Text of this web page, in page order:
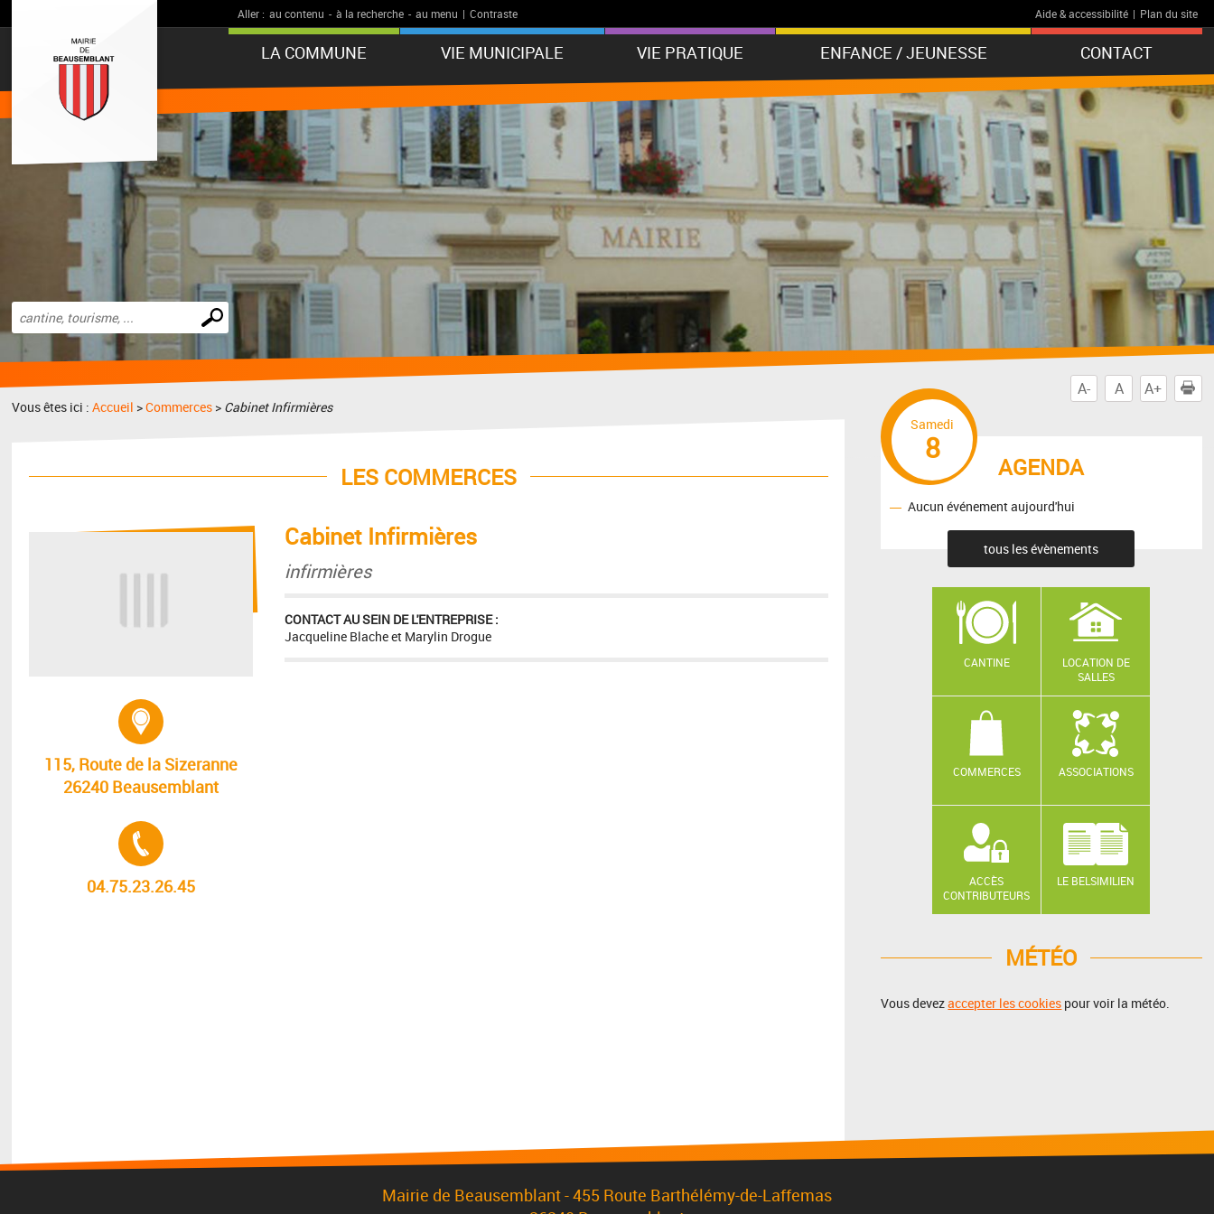
Aller : au contenu - à la recherche - au menu | Contraste Aide & accessibilité | Plan du site
LA COMMUNE VIE MUNICIPALE VIE PRATIQUE ENFANCE / JEUNESSE CONTACT
Effectuer
une
recherche
A- A A+
Vous êtes ici :Accueil >Commerces > Cabinet Infirmières
LES COMMERCES
Cabinet Infirmières
infirmières
CONTACT AU SEIN DE L'ENTREPRISE :
Jacqueline Blache et Marylin Drogue
115, Route de la Sizeranne
26240 Beausemblant
04.75.23.26.45
AGENDA
Samedi
8
Aucun événement aujourd'hui
tous les évènements
CANTINE
LOCATION DE
SALLES
COMMERCES ASSOCIATIONS
ACCÈS
CONTRIBUTEURS
LE BELSIMILIEN
MÉTÉO
Vous devezaccepter les cookies pour voir la météo.
Mairie de Beausemblant - 455 Route Barthélémy-de-Laffemas